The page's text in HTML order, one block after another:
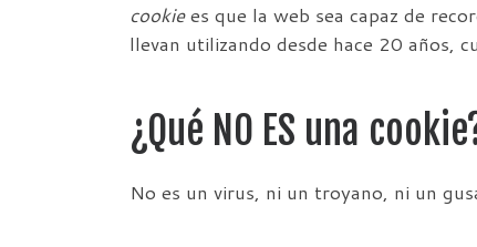
cookiees que la web sea capaz de
llevan utilizando desde hace 20 años,
¿Qué NO ES una
No es un virus, ni un troyano, ni un